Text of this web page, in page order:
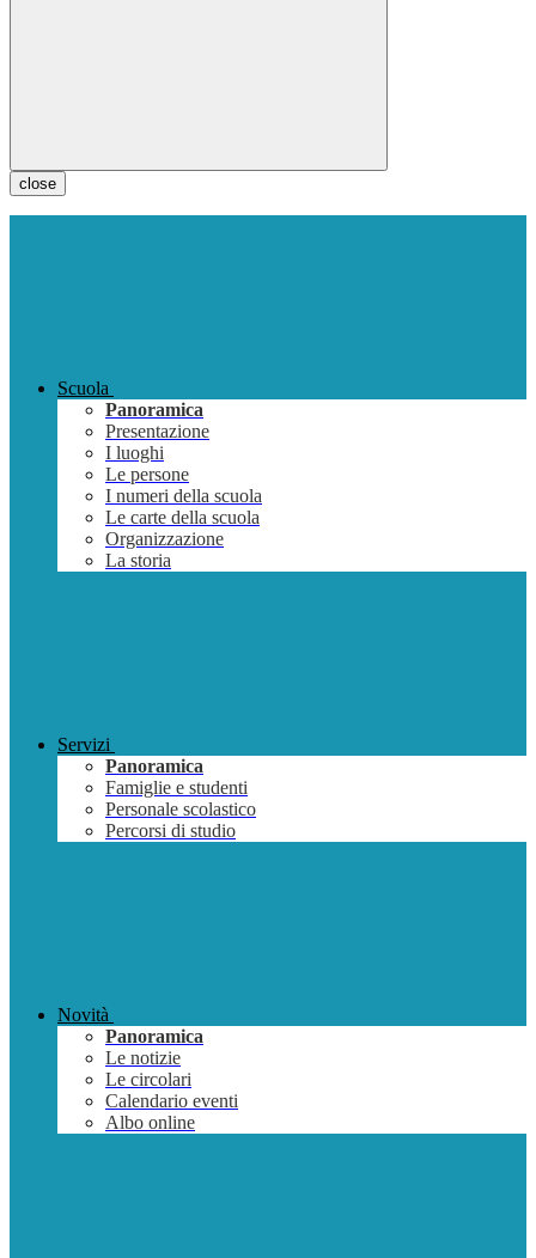
close
Scuola
Panoramica
Presentazione
I luoghi
Le persone
I numeri della scuola
Le carte della scuola
Organizzazione
La storia
Servizi
Panoramica
Famiglie e studenti
Personale scolastico
Percorsi di studio
Novità
Panoramica
Le notizie
Le circolari
Calendario eventi
Albo online